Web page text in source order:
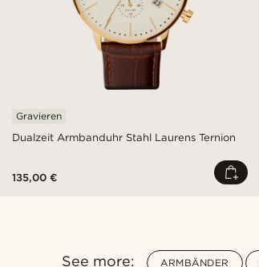
Dualzeit Armbanduhr Stahl Laurens Ternion
Gravieren
135,00 €
See more: ARMBÄNDER